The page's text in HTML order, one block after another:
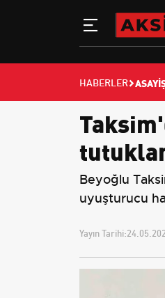
HABERLER
Beyoğlu
uyuşturucu
Yayın Tarihi: